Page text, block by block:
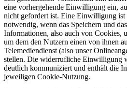
eine vorhergehende Einwilligung ein,
nicht gefordert ist. Eine Einwilligung ist
notwendig, wenn das Speichern und
Informationen, also auch von Cookies,
um dem den Nutzern einen von ihnen
Telemediendienst (also unser
stellen. Die widerrufliche Einwilligung
deutlich kommuniziert und enthält die
jeweiligen Cookie-Nutzung.